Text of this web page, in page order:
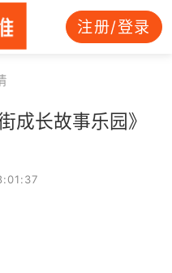
注册/登录
成长故事乐园》